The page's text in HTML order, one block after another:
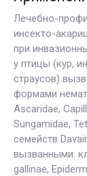
Лечебно-
инсекто-
при
у птицы (кур,
страусов)
формами
Ascaridae,
Sungamidae,
семейств
вызванными:
gallinae,